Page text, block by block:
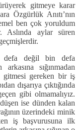
gitmeye karar
Özgürlük Anıtı’nın
ben çok yoruldum
aylar süren
defa değil bin defa
sığınmadan
gitmesi gereken bir iş
dışarıya çıktığında
gibi olmamalıyız.
ise dünden kalan
üzerindeki minik
iş başvurusuna ilk